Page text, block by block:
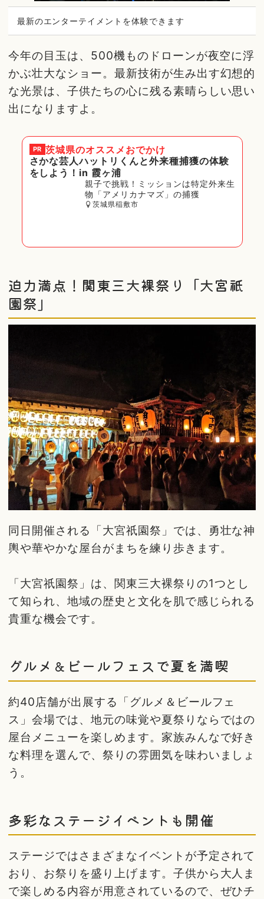
最新のエンターテイメントを体験できます
今年の目玉は、500機ものドローンが夜空に浮
かぶ壮大なショー。最新技術が生み出す幻想的
な光景は、子供たちの心に残る素晴らしい思い
出になりますよ。
PR 茨城県のオススメおでかけ
さかな芸人ハットリくんと外来種捕獲の体験
をしよう！in 霞ヶ浦
親子で挑戦！ミッションは特定外来生
物「アメリカナマズ」の捕獲
茨城県稲敷市
迫力満点！関東三大裸祭り「大宮祇
園祭」
同日開催される「大宮祇園祭」では、勇壮な神
輿や華やかな屋台がまちを練り歩きます。
「大宮祇園祭」は、関東三大裸祭りの1つとし
て知られ、地域の歴史と文化を肌で感じられる
貴重な機会です。
グルメ＆ビールフェスで夏を満喫
約40店舗が出展する「グルメ＆ビールフェ
ス」会場では、地元の味覚や夏祭りならではの
屋台メニューを楽しめます。家族みんなで好き
な料理を選んで、祭りの雰囲気を味わいましょ
う。
多彩なステージイベントも開催
ステージではさまざまなイベントが予定されて
おり、お祭りを盛り上げます。子供から大人ま
で楽しめる内容が用意されているので、ぜひチ